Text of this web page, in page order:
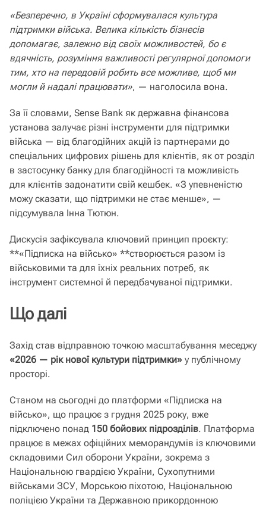
«Безперечно, в Україні сформувалася культура
підтримки війська. Велика кількість бізнесів
допомагає, залежно від своїх можливостей, бо є
вдячність, розуміння важливості регулярної допомоги
тим, хто на передовій робить все можливе, щоб ми
могли й надалі працювати», — наголосила вона.
За її словами, Sense Bank як державна фінансова
установа залучає різні інструменти для підтримки
війська — від благодійних акцій із партнерами до
спеціальних цифрових рішень для клієнтів, як от розділ
в застосунку банку для благодійності та можливість
для клієнтів задонатити свій кешбек. «З упевненістю
можу сказати, що підтримки не стає менше», —
підсумувала Інна Тютюн.
Дискусія зафіксувала ключовий принцип проєкту:
**«Підписка на військо» **створюється разом із
військовими та для їхніх реальних потреб, як
інструмент системної й передбачуваної підтримки.
Що далі
Захід став відправною точкою масштабування меседжу
«2026 — рік нової культури підтримки» у публічному
просторі.
Станом на сьогодні до платформи «Підписка на
військо», що працює з грудня 2025 року, вже
підключено понад 150 бойових підрозділів. Платформа
працює в межах офіційних меморандумів із ключовими
складовими Сил оборони України, зокрема з
Національною гвардією України, Сухопутними
військами ЗСУ, Морською піхотою, Національною
поліцією України та Державною прикордонною